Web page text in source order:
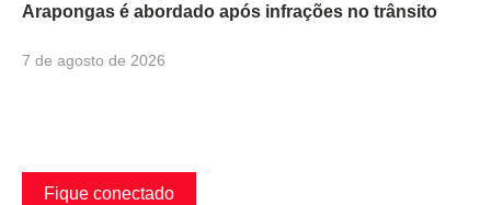
Arapongas é abordado após infrações no trânsito
7 de agosto de 2026
Fique conectado